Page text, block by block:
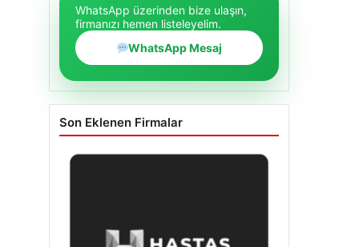
WhatsApp üzerinden bize ulaşın,
firmanızı hemen listeleyelim.
WhatsApp Mesaj
Son Eklenen Firmalar